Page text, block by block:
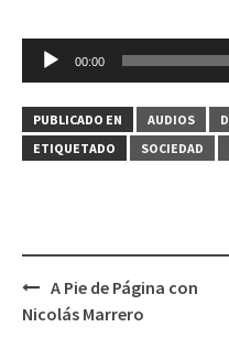
de
audio
00:00
PUBLICADO EN AUDIOS
ETIQUETADO
SOCIEDAD
Navegación
A Pie de Página con
Nicolás Marrero